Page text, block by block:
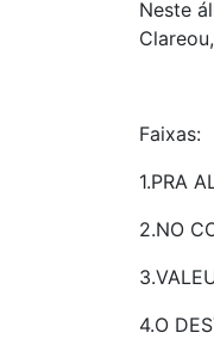
Neste
Faixas:
1.PRA
2.NO
4.O